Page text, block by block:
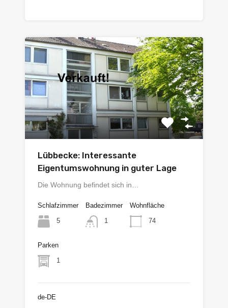
Lübbecke: Interessante
Eigentumswohnung in guter Lage
Die Wohnung befindet sich in…
Schlafzimmer
5
Badezimmer
1
Wohnfläche
74
Parken
1
de-DE